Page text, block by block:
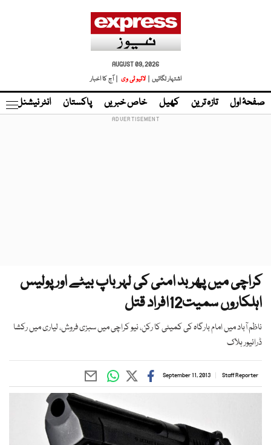
AUGUST 09, 2026
اشتہار لگائیں |
لائیو ٹی وی | آج کا اخبار
صفحۂ اول تازہ ترین کھیل خاص خبریں پاکستان انٹر نیشنل
کراچی میں پھر بد امنی کی لہر باپ بیٹے اور پولیس
اہلکاروں سمیت12افراد قتل
ناظم آباد میں امام بارگاہ کی کمیٹی کا رکن، نیو کراچی میں سبزی فروش، لیاری میں رکشا
ڈرائیور ہلاک
Staff Reporter
September 11, 2013